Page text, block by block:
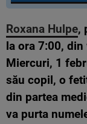
Roxana Hulpe,
la ora 7:00, din
Miercuri, 1
său copil, o
din partea
va purta